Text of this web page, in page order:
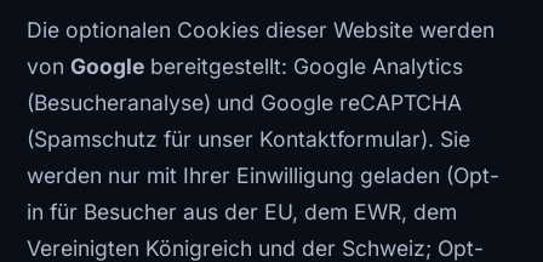
Die optionalen Cookies dieser Website werden
vonGoogle bereitgestellt: Google Analytics
(Besucheranalyse) und Google reCAPTCHA
(Spamschutz für unser Kontaktformular). Sie
werden nur mit Ihrer Einwilligung geladen (Opt-
in für Besucher aus der EU, dem EWR, dem
Vereinigten Königreich und der Schweiz; Opt-